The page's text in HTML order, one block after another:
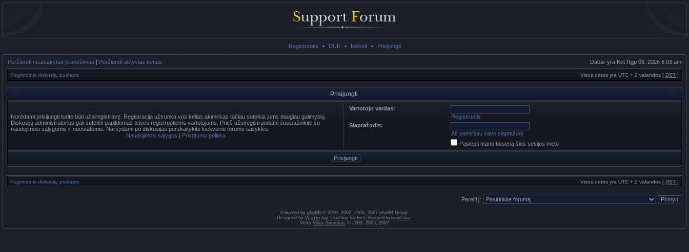
Registruotis • DUK • Ieškoti • Prisijungti
Peržiūrėti neatsakytus pranešimus | Peržiūrėti aktyvias temas Dabar yra Ket Rgp 06, 2026 6:03 am
Pagrindinis diskusijų puslapis Visos datos yra UTC + 2 valandos [ DST ]
Prisijungti
Norėdami prisijungti turite būti užsiregistravę. Registracija užtrunka vos kelias akimirkas tačiau suteikia jums daugiau galimybių.
Diskusijų administratorius gali suteikti papildomas teises registruotiems vartotojams. Prieš užsiregistruodami susipažinkite su
naudojimosi sąlygomis ir nuostatomis. Naršydami po diskusijas perskaitykite kiekvieno forumo taisykles.
Naudojimosi sąlygos | Privatumo politika
Vartotojo vardas:
Registruotis
Slaptažodis:
Aš pamiršau savo slaptažodį
Paslėpti mano būseną šios sesijos metu
Pagrindinis diskusijų puslapis Visos datos yra UTC + 2 valandos [ DST ]
Pereiti į:
Powered by phpBB© 2000, 2002, 2005, 2007 phpBB Group.
Designed by Vjacheslav Trushkin for Free Forum/DivisionCore.
Vertė Vilius Šumskas © 2003, 2005, 2007